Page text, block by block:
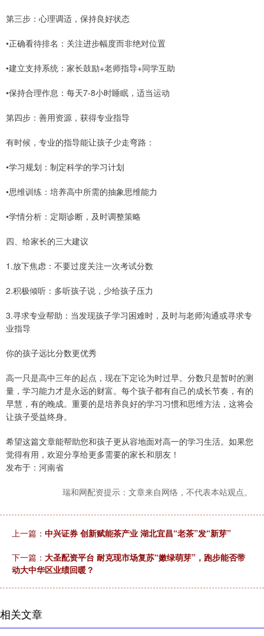
第三步：心理调适，保持良好状态
•正确看待排名：关注进步幅度而非绝对位置
•建立支持系统：家长鼓励+老师指导+同学互助
•保持合理作息：每天7-8小时睡眠，适当运动
第四步：善用资源，获得专业指导
有时候，专业的指导能让孩子少走弯路：
•学习规划：制定科学的学习计划
•思维训练：培养高中所需的抽象思维能力
•学情分析：定期诊断，及时调整策略
四、给家长的三大建议
1.放下焦虑：不要过度关注一次考试分数
2.积极倾听：多听孩子说，少给孩子压力
3.寻求专业帮助：当发现孩子学习困难时，及时与老师沟通或寻求专
业指导
你的孩子远比分数更优秀
高一只是高中三年的起点，现在下定论为时过早。分数只是暂时的测
量，学习能力才是永远的财富。每个孩子都有自己的成长节奏，有的
早慧，有的晚成。重要的是培养良好的学习习惯和思维方法，这将会
让孩子受益终身。
希望这篇文章能帮助您和孩子更从容地面对高一的学习生活。如果您
觉得有用，欢迎分享给更多需要的家长和朋友！
发布于：河南省
瑞和网配资提示：文章来自网络，不代表本站观点。
上一篇： 中兴证券 创新赋能茶产业 湖北宜昌“老茶”发“新芽”
下一篇： 大圣配资平台 耐克现市场复苏“嫩绿萌芽”，跑步能否带
动大中华区业绩回暖？
相关文章